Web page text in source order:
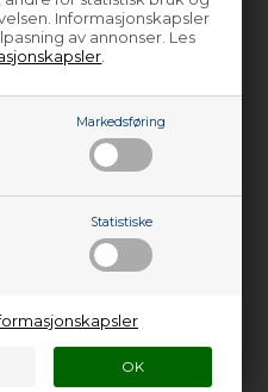
Informasjonskapsler
av annonser. Les
Markedsføring
Statistiske